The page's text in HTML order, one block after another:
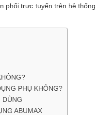
phối trực tuyến trên hệ
PHỤ KHÔNG?
DÙNG
ABUMAX